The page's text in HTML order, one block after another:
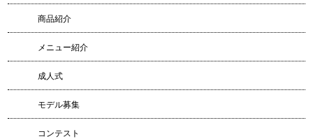
商品紹介
メニュー紹介
成人式
モデル募集
コンテスト